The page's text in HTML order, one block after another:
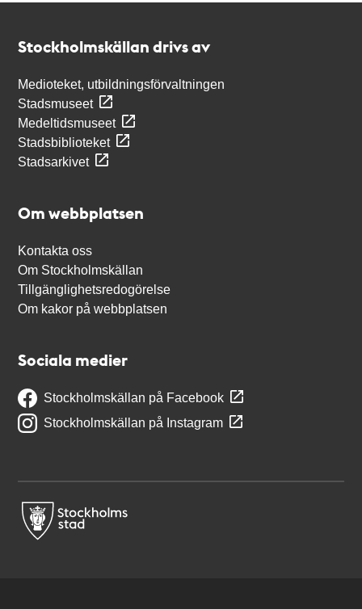
Stockholmskällan drivs av
Medioteket, utbildningsförvaltningen
Stadsmuseet
Medeltidsmuseet
Stadsbiblioteket
Stadsarkivet
Om webbplatsen
Kontakta oss
Om Stockholmskällan
Tillgänglighetsredogörelse
Om kakor på webbplatsen
Sociala medier
Stockholmskällan på Facebook
Stockholmskällan på Instagram